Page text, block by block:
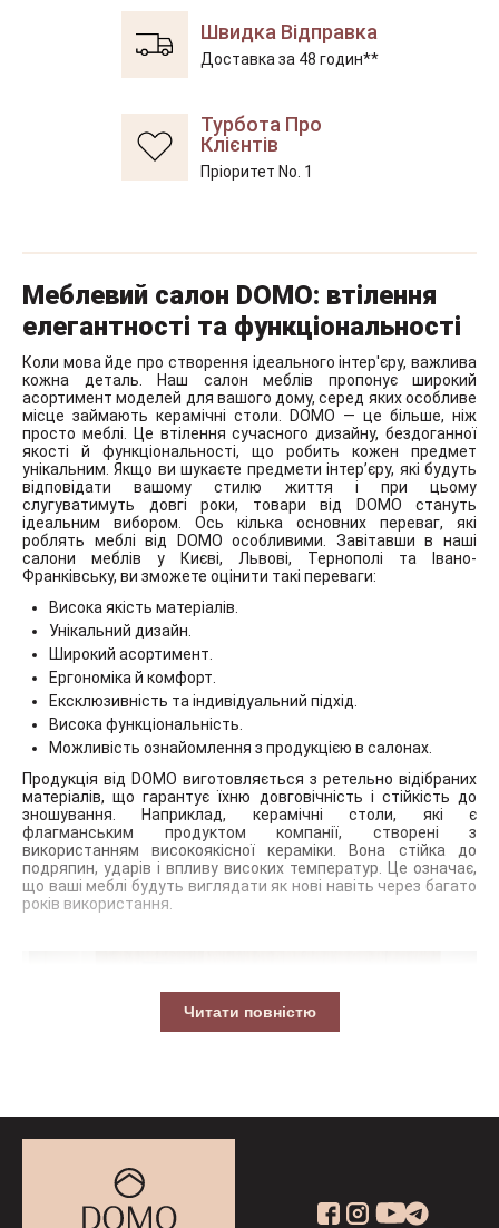
Швидка Відправка
Доставка за 48 годин**
Турбота Про
Клієнтів
Пріоритет No. 1
Читати повністю
Меблевий салон DOMO: втілення
елегантності та функціональності
Коли мова йде про створення ідеального інтер'єру, важлива
кожна деталь. Наш салон меблів пропонує широкий
асортимент моделей для вашого дому, серед яких особливе
місце займають керамічні столи. DOMO — це більше, ніж
просто меблі. Це втілення сучасного дизайну, бездоганної
якості й функціональності, що робить кожен предмет
унікальним. Якщо ви шукаєте предмети інтер’єру, які будуть
відповідати вашому стилю життя і при цьому
слугуватимуть довгі роки, товари від DOMO стануть
ідеальним вибором. Ось кілька основних переваг, які
роблять меблі від DOMO особливими. Завітавши в наші
салони меблів у Києві, Львові, Тернополі та Івано-
Франківську, ви зможете оцінити такі переваги:
Висока якість матеріалів.
Унікальний дизайн.
Широкий асортимент.
Ергономіка й комфорт.
Ексклюзивність та індивідуальний підхід.
Висока функціональність.
Можливість ознайомлення з продукцією в салонах.
Продукція від DOMO виготовляється з ретельно відібраних
матеріалів, що гарантує їхню довговічність і стійкість до
зношування. Наприклад, керамічні столи, які є
флагманським продуктом компанії, створені з
використанням високоякісної кераміки. Вона стійка до
подряпин, ударів і впливу високих температур. Це означає,
що ваші меблі будуть виглядати як нові навіть через багато
років використання.